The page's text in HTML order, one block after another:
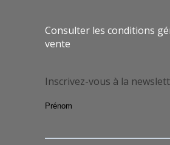
Consulter les conditions
vente
Inscrivez-vous à la